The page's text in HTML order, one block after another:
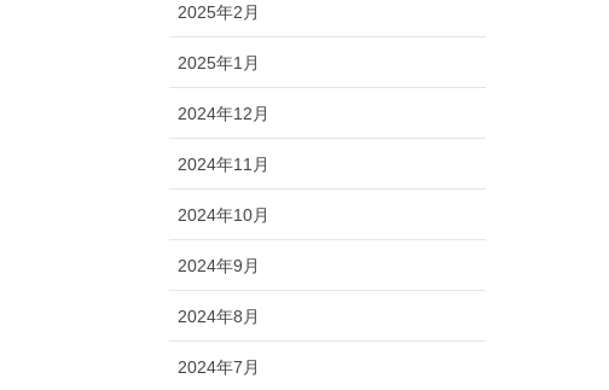
2025年2月
2025年1月
2024年12月
2024年11月
2024年10月
2024年9月
2024年8月
2024年7月